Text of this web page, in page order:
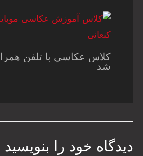
کلاس عکاسی با تلفن
شد
دیدگاه‌ خود را بنویسید